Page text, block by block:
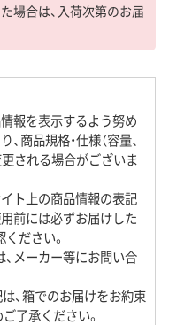
場合は、入荷次第のお届
報を表示するよう努め
商品規格・仕様（容量、
更される場合がございま
ト上の商品情報の表記
前には必ずお届けした
ださい。
メーカー等にお問い合
は、箱でのお届けをお約束
了承ください。